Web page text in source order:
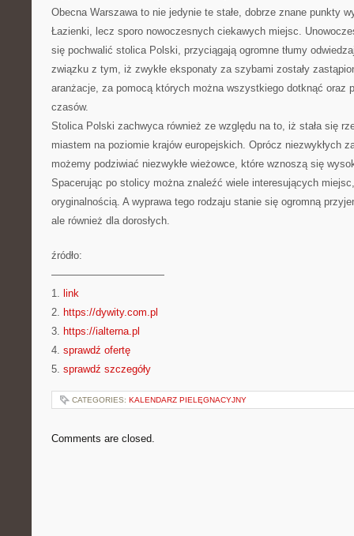
Obecna Warszawa to nie jedynie te stałe, dobrze znane punkty
Łazienki, lecz sporo nowoczesnych ciekawych miejsc.
się pochwalić stolica Polski, przyciągają ogromne tłumy
związku z tym, iż zwykłe eksponaty za szybami zostały
aranżacje, za pomocą których można wszystkiego dotknąć oraz
czasów.
Stolica Polski zachwyca również ze względu na to, iż stała się
miastem na poziomie krajów europejskich. Oprócz niezwykłych
możemy podziwiać niezwykłe wieżowce, które wznoszą się
Spacerując po stolicy można znaleźć wiele interesujących
oryginalnością. A wyprawa tego rodzaju stanie się ogromną
ale również dla dorosłych.
źródło:
———————————
1. link
2. https://dywity.com.pl
3. https://ialterna.pl
4. sprawdź ofertę
5. sprawdź szczegóły
CATEGORIES: KALENDARZ PIELĘGNACYJNY
Comments are closed.